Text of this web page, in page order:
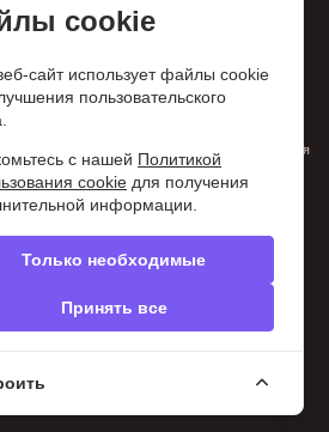
Privacy policy
Все права защищены.
игр. Сайт предназначен только для
cookie
сайт использует файлы cookie
пользовательского
с нашей Политикой
cookie для получения
информации.
Только необходимые
Принять все